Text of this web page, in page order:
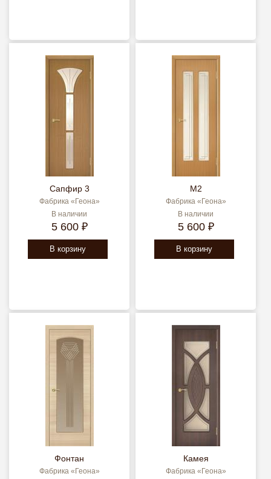
Сапфир 3
Фабрика «Геона»
В наличии
5 600 ₽
В корзину
М2
Фабрика «Геона»
В наличии
5 600 ₽
В корзину
Фонтан
Фабрика «Геона»
Камея
Фабрика «Геона»